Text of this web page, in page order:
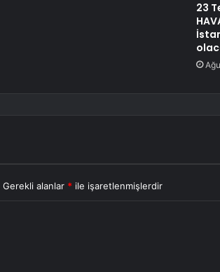
23
Gerekli alanlar * ile işaretlenmişlerdir